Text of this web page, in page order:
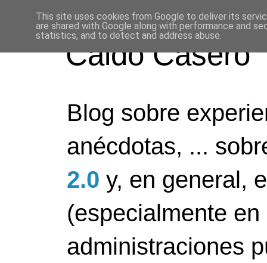
Caldo Casero
Blog sobre
anécdotas, ...
2.0 y, en general,
(especialmente
administraciones
This site uses cookies from Google to deliver its
are shared with Google along with performance and
statistics, and to detect and address abuse.